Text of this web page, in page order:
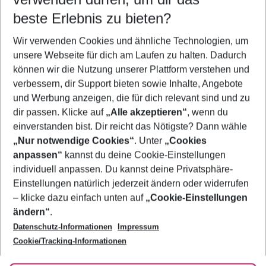
5-8 Nächte
2 Erwachsene Keine Kinder
Mehr Filter anzeigen
Footer
Footer navigation
Über uns
AGB
Bestpreisgarantie
Cookie-Einstellungen ändern
Cookie-Richtlinie
Agenturbetreuung
Barrierefreies Reisen
Folge uns
beste Erlebnis zu bieten?
Wir verwenden Cookies und ähnliche Technologien, um
unsere Webseite für dich am Laufen zu halten. Dadurch
können wir die Nutzung unserer Plattform verstehen und
verbessern, dir Support bieten sowie Inhalte, Angebote
und Werbung anzeigen, die für dich relevant sind und zu
dir passen. Klicke auf „Alle akzeptieren“, wenn du
einverstanden bist. Dir reicht das Nötigste? Dann wähle
„Nur notwendige Cookies“. Unter „Cookies
anpassen“ kannst du deine Cookie-Einstellungen
individuell anpassen. Du kannst deine Privatsphäre-
Einstellungen natürlich jederzeit ändern oder widerrufen
– klicke dazu einfach unten auf „Cookie-Einstellungen
ändern“.
Datenschutz-Informationen
Impressum
Cookie/Tracking-Informationen